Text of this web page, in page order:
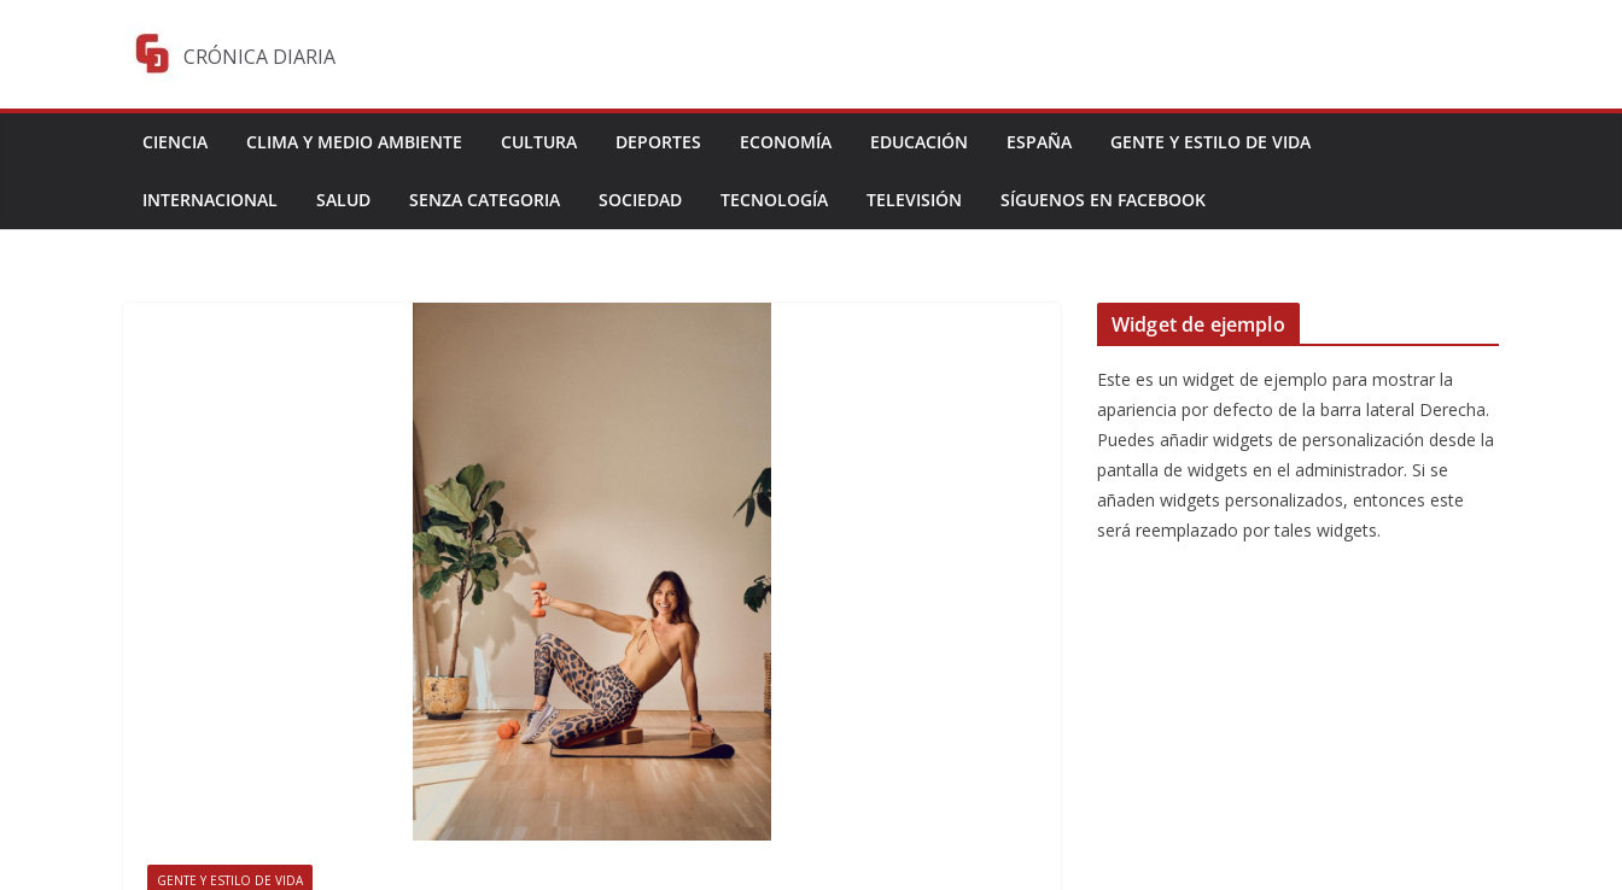
CRÓNICA DIARIA
CIENCIA CLIMA Y MEDIO AMBIENTE CULTURA DEPORTES ECONOMÍA EDUCACIÓN ESPAÑA GENTE Y ESTILO DE VIDA
INTERNACIONAL SALUD SENZA CATEGORIA SOCIEDAD TECNOLOGÍA TELEVISIÓN SÍGUENOS EN FACEBOOK
GENTE Y ESTILO DE VIDA
Widget de ejemplo
Este es un widget de ejemplo para mostrar la
apariencia por defecto de la barra lateral Derecha.
Puedes añadir widgets de personalización desde la
pantalla de widgets en el administrador. Si se
añaden widgets personalizados, entonces este
será reemplazado por tales widgets.